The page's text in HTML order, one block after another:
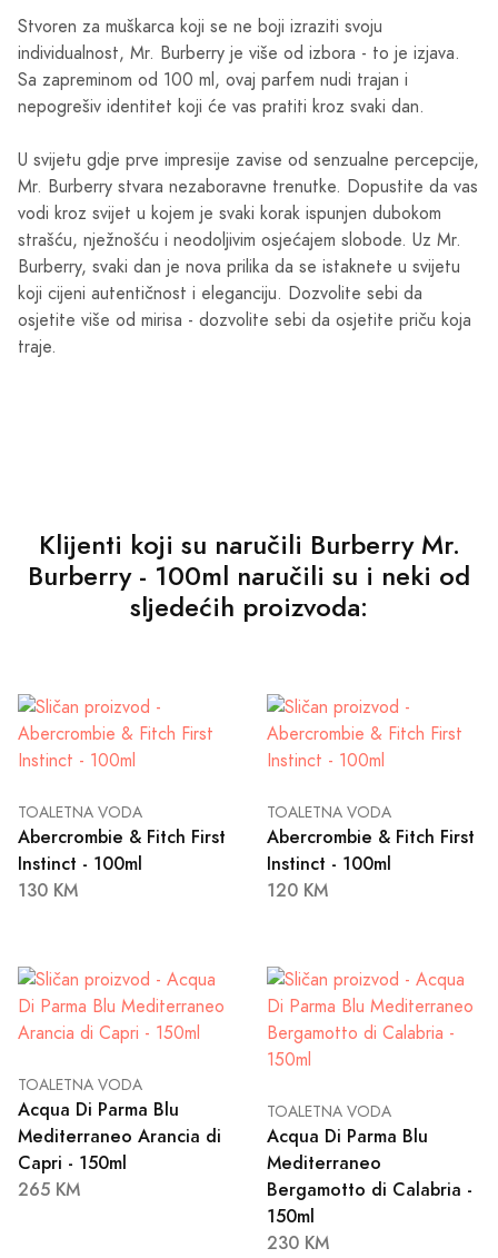
Stvoren za muškarca koji se ne boji izraziti svoju
individualnost, Mr. Burberry je više od izbora - to je izjava.
Sa zapreminom od 100 ml, ovaj parfem nudi trajan i
nepogrešiv identitet koji će vas pratiti kroz svaki dan.
U svijetu gdje prve impresije zavise od senzualne percepcije,
Mr. Burberry stvara nezaboravne trenutke. Dopustite da vas
vodi kroz svijet u kojem je svaki korak ispunjen dubokom
strašću, nježnošću i neodoljivim osjećajem slobode. Uz Mr.
Burberry, svaki dan je nova prilika da se istaknete u svijetu
koji cijeni autentičnost i eleganciju. Dozvolite sebi da
osjetite više od mirisa - dozvolite sebi da osjetite priču koja
traje.
Klijenti koji su naručili Burberry Mr.
Burberry - 100ml naručili su i neki od
sljedećih proizvoda:
TOALETNA VODA
Abercrombie & Fitch First
Instinct - 100ml
130 KM
TOALETNA VODA
Abercrombie & Fitch First
Instinct - 100ml
120 KM
TOALETNA VODA
Acqua Di Parma Blu
Mediterraneo Arancia di
Capri - 150ml
265 KM
TOALETNA VODA
Acqua Di Parma Blu
Mediterraneo
Bergamotto di Calabria -
150ml
230 KM